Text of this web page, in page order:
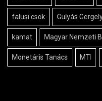
falusi csok Gulyás
kamat Magyar Nemzeti
Monetáris Tanács MTI